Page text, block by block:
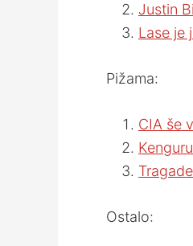
Justin
Lase je
Pižama:
CIA še
Ostalo: